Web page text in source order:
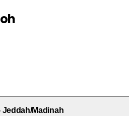
Jeddah/Madinah